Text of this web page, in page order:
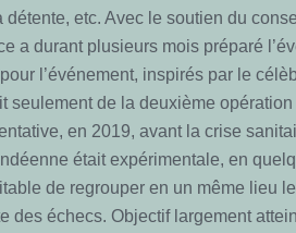
etc. Avec le soutien du
a durant plusieurs mois préparé
l’événement, inspirés par le
seulement de la deuxième
en 2019, avant la crise
était expérimentale, en
de regrouper en un même lieu
des échecs. Objectif largement